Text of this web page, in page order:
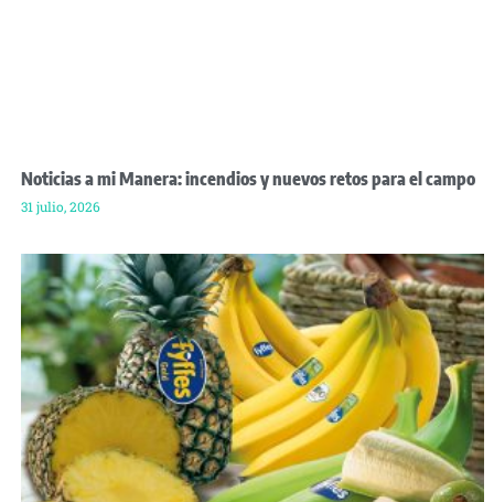
Noticias a mi Manera: incendios y nuevos retos para el campo
31 julio, 2026